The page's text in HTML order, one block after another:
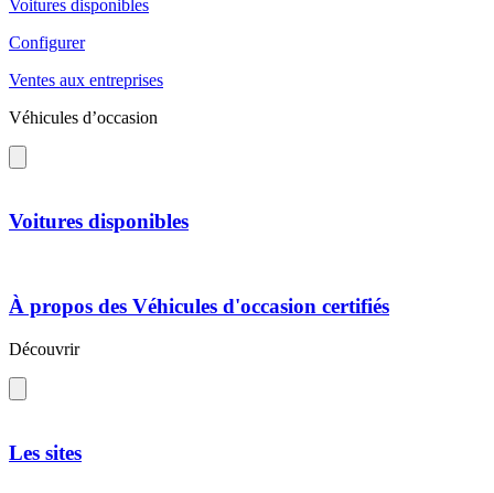
Voitures disponibles
Configurer
Ventes aux entreprises
Véhicules d’occasion
Voitures disponibles
À propos des Véhicules d'occasion certifiés
Découvrir
Les sites